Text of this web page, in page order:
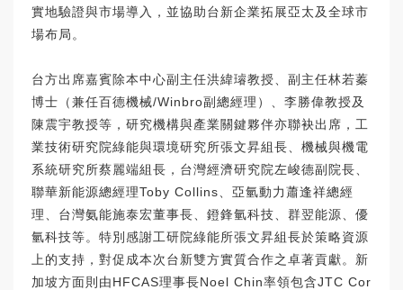
實地驗證與市場導入，並協助台新企業拓展亞太及全球市
場布局。
台方出席嘉賓除本中心副主任洪緯璿教授、副主任林若蓁
博士（兼任百德機械/Winbro副總經理）、李勝偉教授及
陳震宇教授等，研究機構與產業關鍵夥伴亦聯袂出席，工
業技術研究院綠能與環境研究所張文昇組長、機械與機電
系統研究所蔡麗端組長，台灣經濟研究院左峻德副院長、
聯華新能源總經理Toby Collins、亞氫動力蕭逢祥總經
理、台灣氨能施泰宏董事長、鐙鋒氫科技、群翌能源、優
氫科技等。特別感謝工研院綠能所張文昇組長於策略資源
上的支持，對促成本次台新雙方實質合作之卓著貢獻。新
加坡方面則由HFCAS理事長Noel Chin率領包含JTC Cor